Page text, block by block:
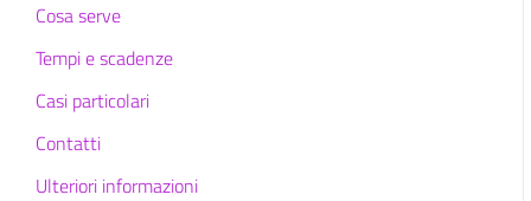
Cosa serve
Tempi e scadenze
Casi particolari
Contatti
Ulteriori informazioni